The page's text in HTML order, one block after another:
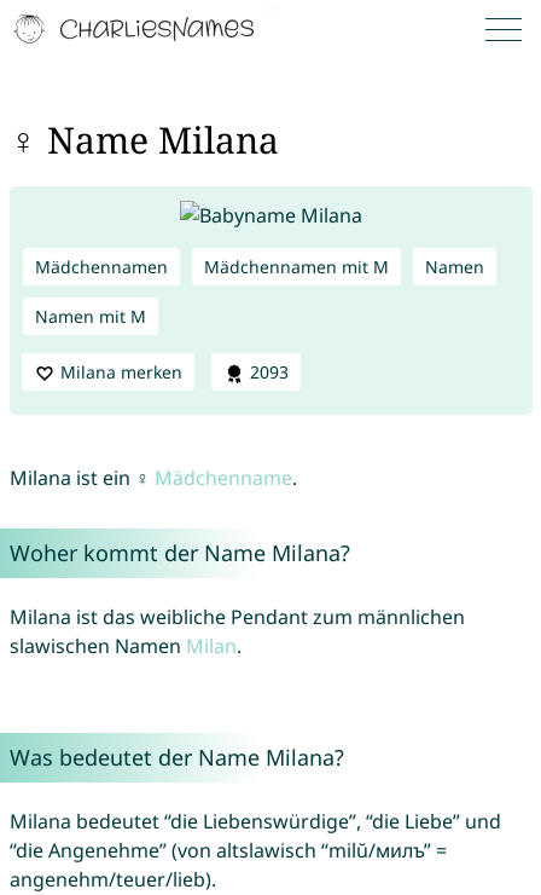
♀ Name Milana
Mädchennamen Mädchennamen mit M Namen
Namen mit M
Milana merken 2093
Milana ist ein ♀ Mädchenname.
Woher kommt der Name Milana?
Milana ist das weibliche Pendant zum männlichen
slawischen Namen Milan.
Was bedeutet der Name Milana?
Milana bedeutet “die Liebenswürdige”, “die Liebe” und
“die Angenehme” (von altslawisch “milŭ/милъ” =
angenehm/teuer/lieb).